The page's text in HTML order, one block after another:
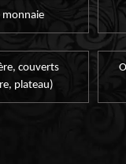
monnaie
couverts
plateau)